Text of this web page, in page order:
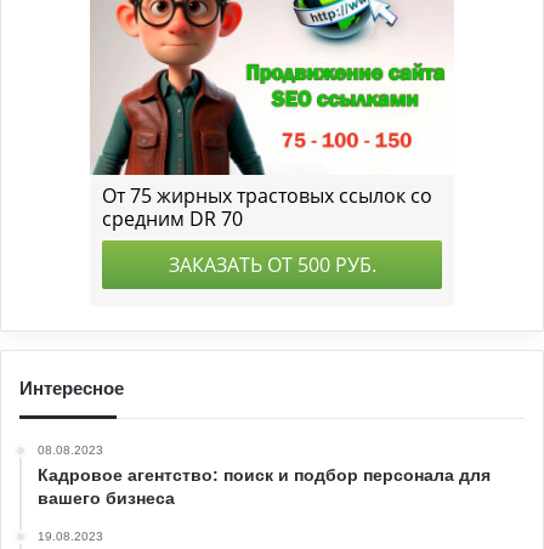
Интересное
08.08.2023
Кадровое агентство: поиск и подбор персонала для
вашего бизнеса
19.08.2023